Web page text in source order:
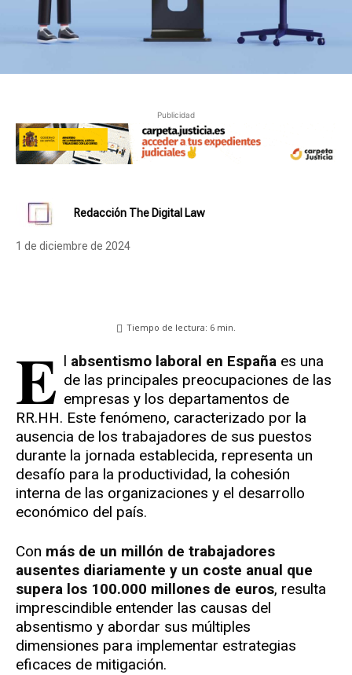
Publicidad
Redacción The Digital Law
1 de diciembre de 2024
Tiempo de lectura: 6 min.
E l absentismo laboral en España es una
de las principales preocupaciones de las
empresas y los departamentos de
RR.HH. Este fenómeno, caracterizado por la
ausencia de los trabajadores de sus puestos
durante la jornada establecida, representa un
desafío para la productividad, la cohesión
interna de las organizaciones y el desarrollo
económico del país.
Con más de un millón de trabajadores
ausentes diariamente y un coste anual que
supera los 100.000 millones de euros, resulta
imprescindible entender las causas del
absentismo y abordar sus múltiples
dimensiones para implementar estrategias
eficaces de mitigación.